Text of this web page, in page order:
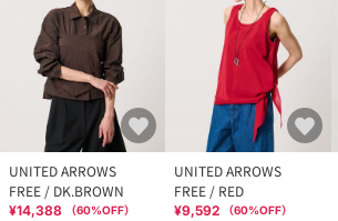
UNITED ARROWS
FREE / DK.BROWN
¥14,388 （60%OFF）
UNITED ARROWS
FREE / RED
¥9,592 （60%OFF）